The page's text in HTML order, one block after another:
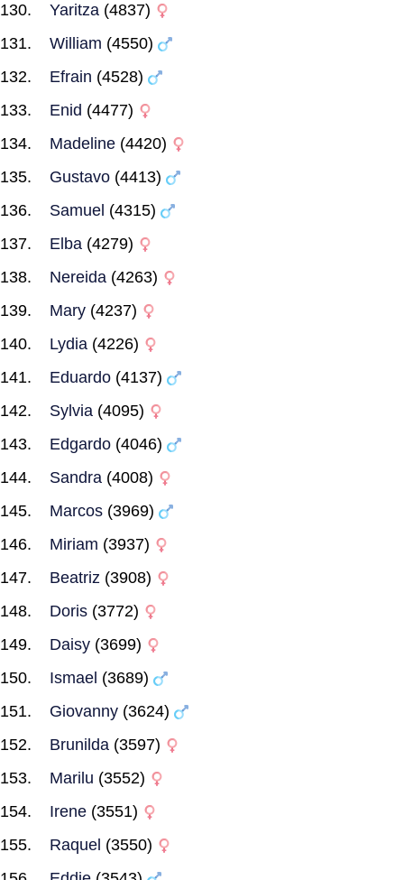
Yaritza (4837)
William (4550)
Efrain (4528)
Enid (4477)
Madeline (4420)
Gustavo (4413)
Samuel (4315)
Elba (4279)
Nereida (4263)
Mary (4237)
Lydia (4226)
Eduardo (4137)
Sylvia (4095)
Edgardo (4046)
Sandra (4008)
Marcos (3969)
Miriam (3937)
Beatriz (3908)
Doris (3772)
Daisy (3699)
Ismael (3689)
Giovanny (3624)
Brunilda (3597)
Marilu (3552)
Irene (3551)
Raquel (3550)